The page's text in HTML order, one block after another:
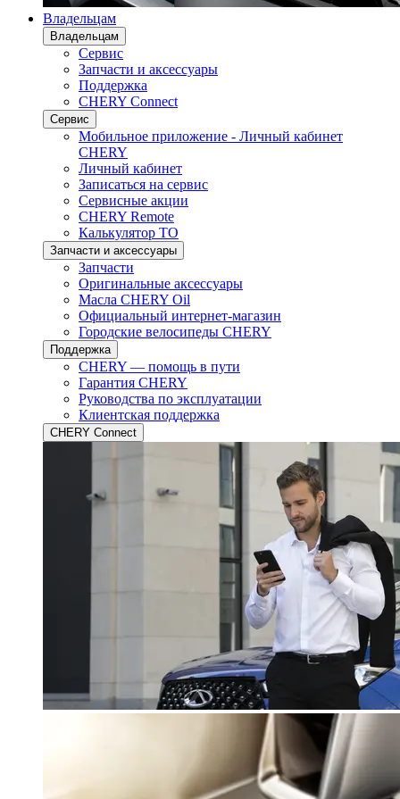
Владельцам
Владельцам
Сервис
Запчасти и аксессуары
Поддержка
CHERY Connect
Сервис
Мобильное приложение - Личный кабинет
CHERY
Личный кабинет
Записаться на сервис
Сервисные акции
CHERY Remote
Калькулятор ТО
Запчасти и аксессуары
Запчасти
Оригинальные аксессуары
Масла CHERY Oil
Официальный интернет-магазин
Городские велосипеды CHERY
Поддержка
CHERY — помощь в пути
Гарантия CHERY
Руководства по эксплуатации
Клиентская поддержка
CHERY Connect